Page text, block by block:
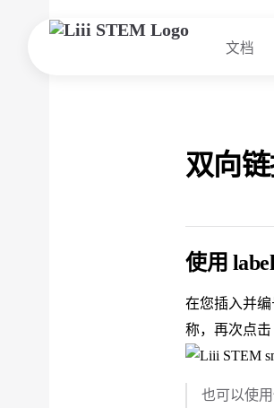
文档
双向
使用
在您插入并编
称，再次点击
也可以使